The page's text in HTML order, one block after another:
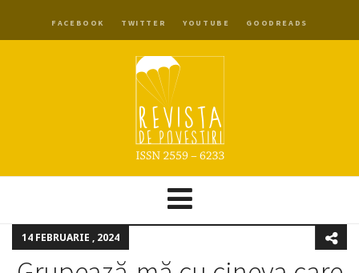
FACEBOOK TWITTER YOUTUBE GOODREADS
14 FEBRUARIE , 2024